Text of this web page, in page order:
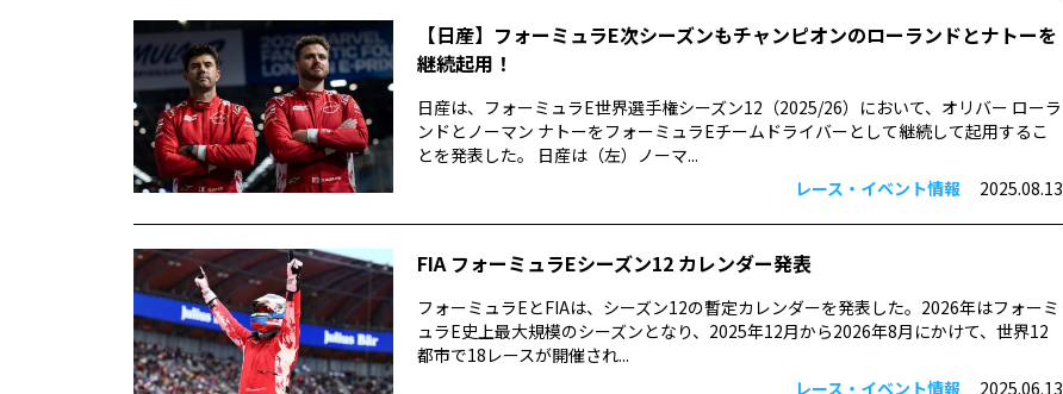
【日産】フォーミュラE次シーズンもチャンピオンのローランドとナトーを
継続起用！
日産は、フォーミュラE世界選手権シーズン12（2025/26）において、オリバー ローラ
ンドとノーマン ナトーをフォーミュラEチームドライバーとして継続して起用するこ
とを発表した。 日産は（左）ノーマ...
レース・イベント情報
2025.08.13
FIA フォーミュラEシーズン12 カレンダー発表
フォーミュラEとFIAは、シーズン12の暫定カレンダーを発表した。2026年はフォーミ
ュラE史上最大規模のシーズンとなり、2025年12月から2026年8月にかけて、世界12
都市で18レースが開催され...
レース・イベント情報
2025.06.13